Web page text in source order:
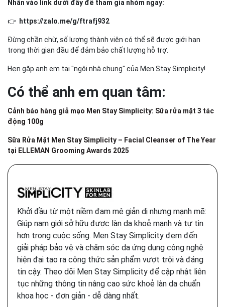
Nhấn vào link dưới đây để tham gia nhóm ngay:
👉 https://zalo.me/g/ftrafj932
Đừng chần chừ, số lượng thành viên có thể sẽ được giới hạn
trong thời gian đầu để đảm bảo chất lượng hỗ trợ.
Hẹn gặp anh em tại "ngôi nhà chung" của Men Stay Simplicity!
Có thể anh em quan tâm:
Cảnh báo hàng giả mạo Men Stay Simplicity: Sữa rửa mặt 3 tác
động 100g
Sữa Rửa Mặt Men Stay Simplicity – Facial Cleanser of The Year
tại ELLEMAN Grooming Awards 2025
Khởi đầu từ một niềm đam mê giản dị nhưng mạnh mẽ:
Giúp nam giới sở hữu được làn da khoẻ mạnh và tự tin
hơn trong cuộc sống. Men Stay Simplicity đem đến
giải pháp bảo vệ và chăm sóc da ứng dụng công nghệ
hiện đại tạo ra công thức sản phẩm vượt trội và đáng
tin cậy. Theo dõi Men Stay Simplicity để cập nhật liên
tục những thông tin nâng cao sức khoẻ làn da chuẩn
khoa học - đơn giản - dễ dàng nhất.